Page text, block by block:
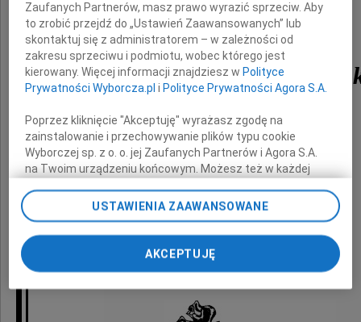
ks. bp Tadeusza
wielkiego Patriotę i niezłomnego Kapłana
Józef Lassota Poseł na Sejm RP
Jacek Niedźwiecki Klub Obywatelski
Zaufanych Partnerów, masz prawo wyrazić sprzeciw. Aby
to zrobić przejdź do „Ustawień Zaawansowanych” lub
skontaktuj się z administratorem – w zależności od
zakresu sprzeciwu i podmiotu, wobec którego jest
kierowany. Więcej informacji znajdziesz w Polityce
Prywatności Wyborcza.pl i Polityce Prywatności Agora S.A.
Poprzez kliknięcie "Akceptuję" wyrażasz zgodę na
zainstalowanie i przechowywanie plików typu cookie
Wyborczej sp. z o. o. jej Zaufanych Partnerów i Agora S.A.
na Twoim urządzeniu końcowym. Możesz też w każdej
ponownie wywołując narzędzie do zarządzania Twoimi
preferencjami dot. przetwarzania danych poprzez
odnośnik „Ustawienia prywatności” w stopce serwisu i
przechodząc do sekcji „Ustawienia zaawansowane”.
Zmiana ustawień plików cookie możliwa jest także za
My, nasi Zaufani Partnerzy i Agora S.A. możemy
USTAWIENIA ZAAWANSOWANE
AKCEPTUJĘ